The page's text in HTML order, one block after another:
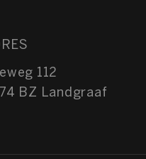
112
BZ Landgraaf